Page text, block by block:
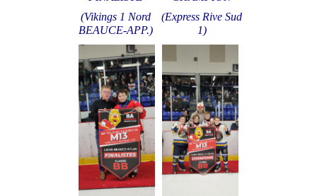
(Vikings 1 Nord
BEAUCE-APP.)
(Express Rive Sud
1)